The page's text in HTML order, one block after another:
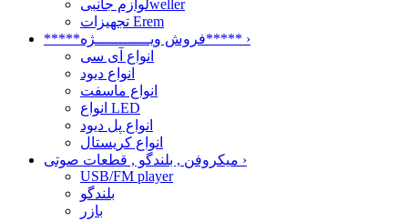
لوازم جانبیweller
تجهیزات Erem
*****فروش ویــــــــــــژه***** ›
انواع آی سی
انواع دیود
انواع ماسفت
انواع LED
انواع پل دیود
انواع کریستال
›
USB/FM player
بلندگو
بازر